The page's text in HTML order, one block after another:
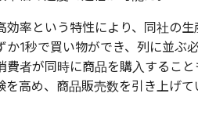
効率という特性により、同社の生
か1秒で買い物ができ、列に並ぶ
費者が同時に商品を購入すること
を高め、商品販売数を引き上げて